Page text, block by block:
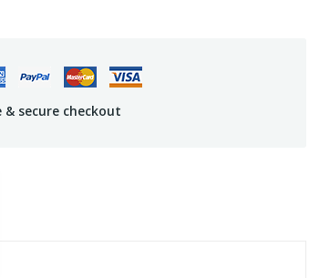
secure checkout